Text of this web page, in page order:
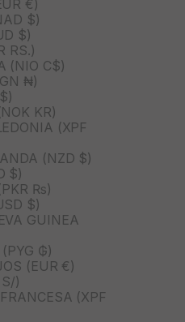
€)
$)
$)
RS.)
(NIO C$)
₦)
KR)
(XPF
(NZD $)
$)
₨)
$)
GUINEA
(PYG ₲)
(EUR €)
)
(XPF